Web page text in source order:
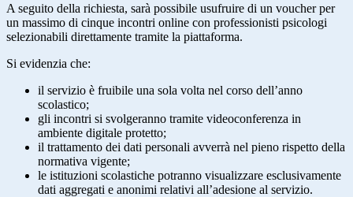
A seguito della richiesta, sarà possibile usufruire di un voucher per
un massimo di cinque incontri online con professionisti psicologi
selezionabili direttamente tramite la piattaforma.
Si evidenzia che:
il servizio è fruibile una sola volta nel corso dell’anno
scolastico;
gli incontri si svolgeranno tramite videoconferenza in
ambiente digitale protetto;
il trattamento dei dati personali avverrà nel pieno rispetto della
normativa vigente;
le istituzioni scolastiche potranno visualizzare esclusivamente
dati aggregati e anonimi relativi all’adesione al servizio.